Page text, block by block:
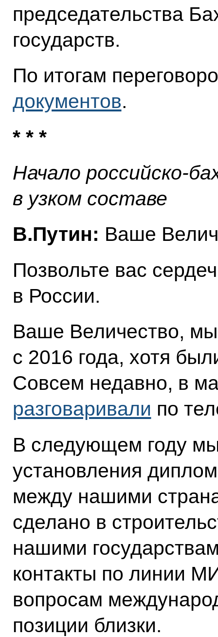
председательства
государств.
По итогам
документов.
* * *
Начало российско-
в узком составе
В.Путин: Ваше
Позвольте вас
в России.
Ваше Величество,
с 2016 года, хотя
Совсем недавно, в
разговаривали по
В следующем году
установления
между нашими
сделано в
нашими
контакты по линии
вопросам
позиции близки.